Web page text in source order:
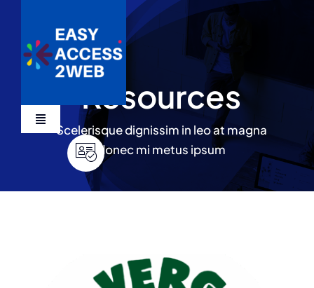
content
Toggle
Navigation
Resources
Scelerisque dignissim in leo at magna
donec mi metus ipsum